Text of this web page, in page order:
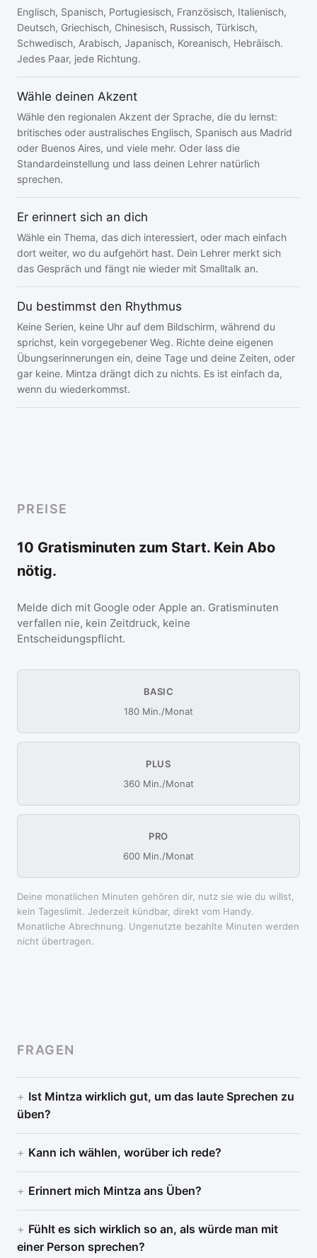
Englisch, Spanisch, Portugiesisch, Französisch, Italienisch,
Deutsch, Griechisch, Chinesisch, Russisch, Türkisch,
Schwedisch, Arabisch, Japanisch, Koreanisch, Hebräisch.
Jedes Paar, jede Richtung.
Wähle deinen Akzent
Wähle den regionalen Akzent der Sprache, die du lernst:
britisches oder australisches Englisch, Spanisch aus Madrid
oder Buenos Aires, und viele mehr. Oder lass die
Standardeinstellung und lass deinen Lehrer natürlich
sprechen.
Er erinnert sich an dich
Wähle ein Thema, das dich interessiert, oder mach einfach
dort weiter, wo du aufgehört hast. Dein Lehrer merkt sich
das Gespräch und fängt nie wieder mit Smalltalk an.
Du bestimmst den Rhythmus
Keine Serien, keine Uhr auf dem Bildschirm, während du
sprichst, kein vorgegebener Weg. Richte deine eigenen
Übungserinnerungen ein, deine Tage und deine Zeiten, oder
gar keine. Mintza drängt dich zu nichts. Es ist einfach da,
wenn du wiederkommst.
PREISE
10 Gratisminuten zum Start. Kein Abo
nötig.
Melde dich mit Google oder Apple an. Gratisminuten
verfallen nie, kein Zeitdruck, keine
Entscheidungspflicht.
BASIC
180 Min./Monat
PLUS
360 Min./Monat
PRO
600 Min./Monat
Deine monatlichen Minuten gehören dir, nutz sie wie du willst,
kein Tageslimit. Jederzeit kündbar, direkt vom Handy.
Monatliche Abrechnung. Ungenutzte bezahlte Minuten werden
nicht übertragen.
FRAGEN
Ist Mintza wirklich gut, um das laute Sprechen zu
üben?
Kann ich wählen, worüber ich rede?
Erinnert mich Mintza ans Üben?
Fühlt es sich wirklich so an, als würde man mit
einer Person sprechen?